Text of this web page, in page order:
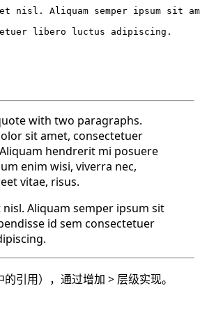
nisl. Aliquam semper ipsum sit
libero luctus adipiscing.
with two paragraphs.
sit amet, consectetuer
hendrerit mi posuere
enim wisi, viverra nec,
vitae, risus.
Aliquam semper ipsum sit
id sem consectetuer
引用），通过增加 > 层级实现。